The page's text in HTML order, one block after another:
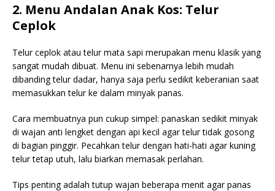
2. Menu Andalan Anak Kos: Telur
Ceplok
Telur ceplok atau telur mata sapi merupakan menu klasik yang
sangat mudah dibuat. Menu ini sebenarnya lebih mudah
dibanding telur dadar, hanya saja perlu sedikit keberanian saat
memasukkan telur ke dalam minyak panas.
Cara membuatnya pun cukup simpel: panaskan sedikit minyak
di wajan anti lengket dengan api kecil agar telur tidak gosong
di bagian pinggir. Pecahkan telur dengan hati-hati agar kuning
telur tetap utuh, lalu biarkan memasak perlahan.
Tips penting adalah tutup wajan beberapa menit agar panas